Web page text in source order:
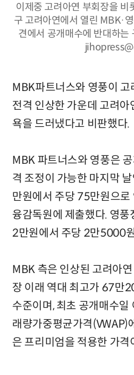
이제중 고려아연 부회장을
구 고려아연에서 열린 MBK·
견에서 공개매수에 반대하는
MBK파트너스와 영풍이
전격 인상한 가운데 고려
욕을 드러냈다고 비판했다.
MBK 파트너스와 영풍은
격 조정이 가능한 마지막
만원에서 주당 75만원으
융감독원에 제출했다. 영
2만원에서 주당 2만5000
MBK 측은 인상된 고려아
장 이래 역대 최고가 67만
수준이며, 최초 공개매수일
래량가중평균가격
은 프리미엄을 적용한 가격